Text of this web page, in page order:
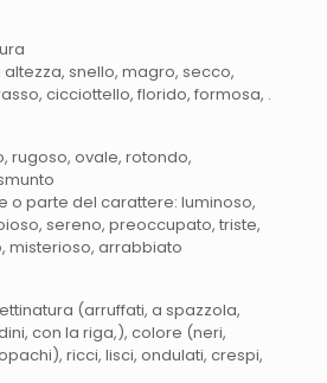
snello, magro, secco,
cicciottello, florido, formosa, .
rugoso, ovale, rotondo,
o parte del carattere: luminoso,
sereno, preoccupato, triste,
misterioso, arrabbiato
(arruffati, a spazzola,
con la riga,), colore (neri,
ricci, lisci, ondulati, crespi,